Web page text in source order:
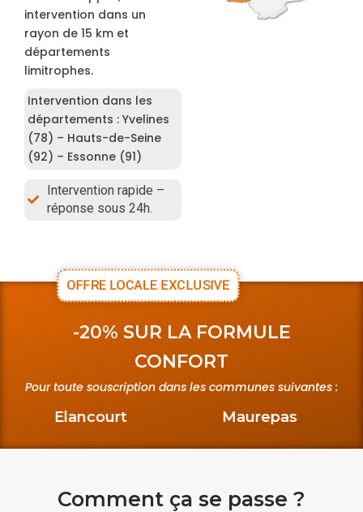
intervention dans un
rayon de 15 km et
départements
limitrophes.
Intervention dans les
départements : Yvelines
(78) – Hauts-de-Seine
(92) – Essonne (91)
Intervention rapide –
réponse sous 24h.
-20% SUR LA FORMULE
CONFORT
Pour toute souscription dans les communes suivantes :
OFFRE LOCALE EXCLUSIVE
Maurepas
Elancourt
Comment ça se passe ?